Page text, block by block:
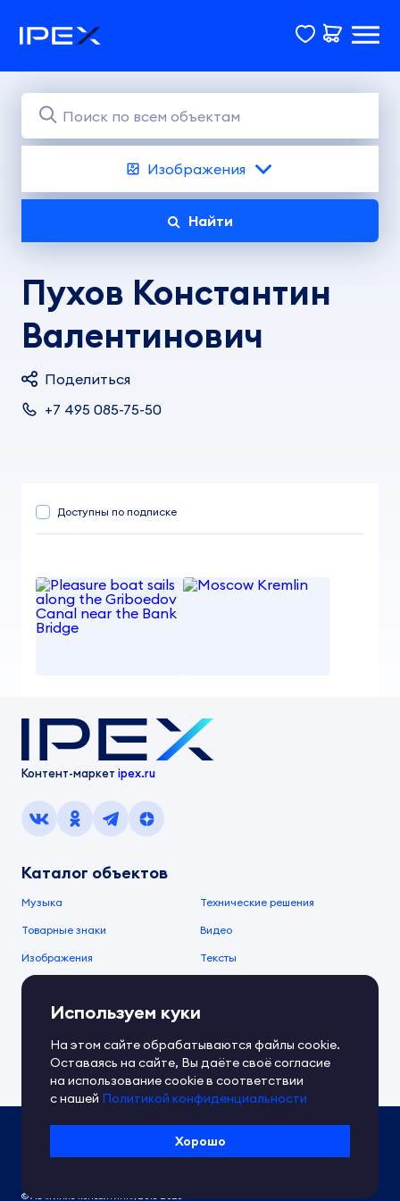
Изображения
Найти
Пухов Константин
Валентинович
Поделиться
+7 495 085-75-50
Доступны по подписке
Pleasure boat sails along the Griboedov Canal near the Bank Bridge
от 100,00 ₽
Контент-маркет ipex.ru
Каталог объектов
Музыка Технические решения
Товарные знаки Видео
Изображения Тексты
О компании
О сервисе
Документы IPEX Справочный центр
Контакты Обратная связь
© АО «Гимле консалтинг», 2018-2026
Политика IPEX по обработке ПД
Условия использования платформы
Используем куки
На этом сайте обрабатываются файлы cookie.
Оставаясь на сайте, Вы даёте своё согласие
на использование cookie в соответствии
с нашей Политикой конфиденциальности
Хорошо